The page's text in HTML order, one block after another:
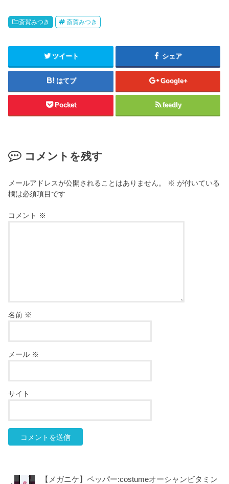
斎賀みつき 斎賀みつき
ツイート シェア
はてブ Google+
Pocket feedly
コメントを残す
メールアドレスが公開されることはありません。 ※ が付いている
欄は必須項目です
コメント ※
名前 ※
メール ※
サイト
【メガニケ】ペッパー:costumeオーシャンビタミン